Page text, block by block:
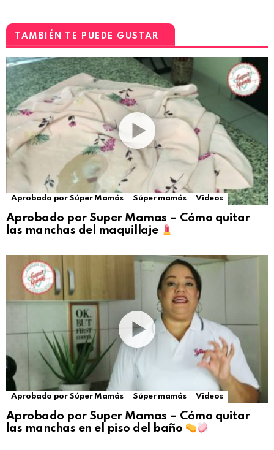
TAMBIÉN TE PUEDE GUSTAR
Aprobado por Súper Mamás Súper mamás Videos
Aprobado por Super Mamas – Cómo quitar
las manchas del maquillaje
Aprobado por Súper Mamás Súper mamás Videos
Aprobado por Super Mamas – Cómo quitar
las manchas en el piso del baño